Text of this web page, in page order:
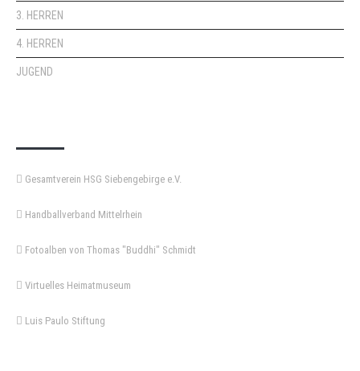
3. HERREN
4. HERREN
JUGEND
Gesamtverein HSG Siebengebirge e.V.
Handballverband Mittelrhein
Fotoalben von Thomas "Buddhi" Schmidt
Virtuelles Heimatmuseum
Luis Paulo Stiftung